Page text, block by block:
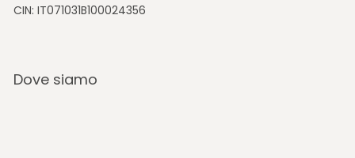
CIN: IT071031B100024356
Dove siamo